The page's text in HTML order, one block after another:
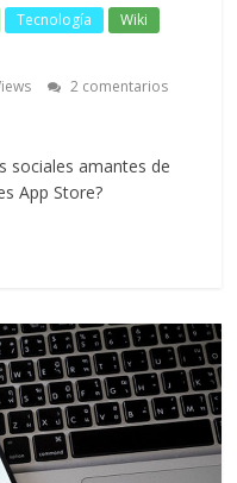
Tecnología Wiki
2 comentarios
sociales amantes de
App Store?